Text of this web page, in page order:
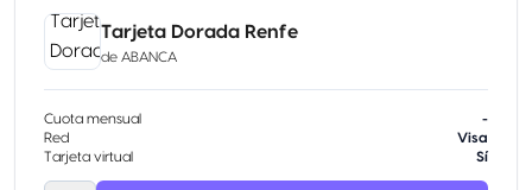
Tarjeta Dorada Renfe
de ABANCA
Cuota mensual
-
Red
Visa
Tarjeta virtual
Sí